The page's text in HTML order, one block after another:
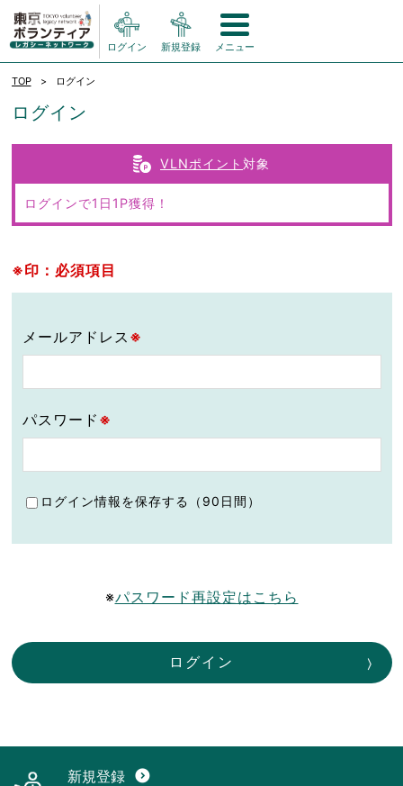
ログイン 新規登録 メニュー
TOP ログイン
ログイン
VLNポイント 対象
ログインで1日1P獲得！
※印：必須項目
メールアドレス ※
パスワード ※
ログイン情報を保存する（90日間）
※パスワード再設定はこちら
ログイン
新規登録 expand_circle_down